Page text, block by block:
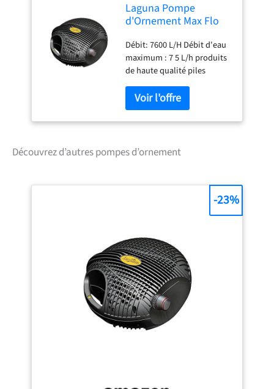
Laguna Pompe
d'Ornement Max Flo
Débit: 7600 L/H Débit d'eau
maximum : 7 5 L/h produits
de haute qualité piles
requises: non
Découvrez d’autres pompes d’ornement
-23%